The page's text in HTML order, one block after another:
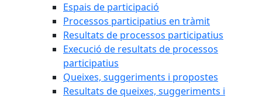
Espais de participació
Processos participatius en tràmit
Resultats de processos participatius
Execució de resultats de processos
participatius
Queixes, suggeriments i propostes
Resultats de queixes, suggeriments i